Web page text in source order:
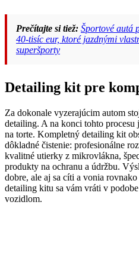
Prečítajte si tiež: Športové autá
40-tisíc eur, ktoré jazdnými
superšporty
Detailing kit pre
Za dokonale vyzerajúcim autom
detailing. A na konci tohto procesu
na torte. Kompletný detailing kit
dôkladné čistenie: profesionálne
kvalitné utierky z mikrovlákna,
produkty na ochranu a údržbu.
dobre, ale aj sa cíti a vonia
detailing kitu sa vám vráti v
vozidlom.